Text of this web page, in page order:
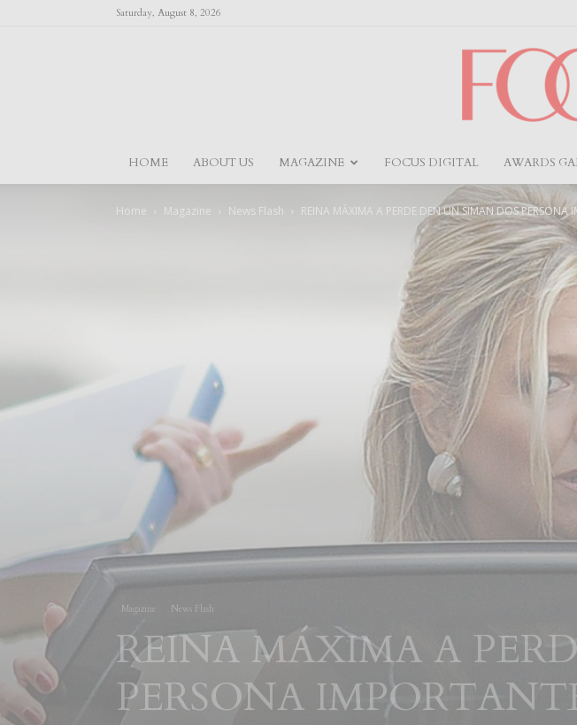
Saturday, August 8, 2026
HOME ABOUT US MAGAZINE FOCUS DIGITAL AWARDS
Home Magazine News Flash REINA MÁXIMA A PERDE DEN UN SIMAN DOS PERSONA
Magazine News Flash
REINA MÁXIMA A
PERSONA